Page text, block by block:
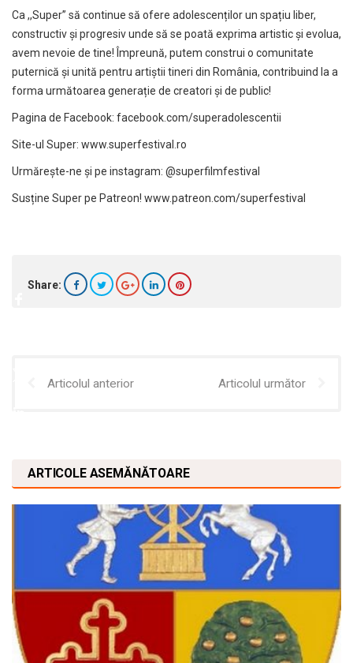
Ca ,,Super” să continue să ofere adolescenților un spațiu liber,
constructiv și progresiv unde să se poată exprima artistic și evolua,
avem nevoie de tine! Împreună, putem construi o comunitate
puternică și unită pentru artiștii tineri din România, contribuind la a
forma următoarea generație de creatori și de public!
Pagina de Facebook: facebook.com/superadolescentii
Site-ul Super: www.superfestival.ro
Urmărește-ne și pe instagram: @superfilmfestival
Susține Super pe Patreon! www.patreon.com/superfestival
Share:
Articolul anterior Articolul următor
ARTICOLE ASEMĂNĂTOARE